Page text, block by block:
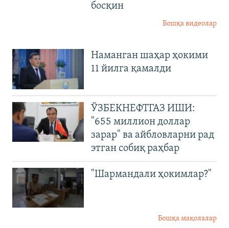
босқин
Бошқа видеолар
Наманган шаҳар ҳокими
11 йилга қамалди
ЎЗБЕКНЕФТГАЗ ИШИ:
"655 миллион доллар
зарар" ва айбловларни рад
этган собиқ раҳбар
"Шармандали ҳокимлар?"
Бошқа мақолалар